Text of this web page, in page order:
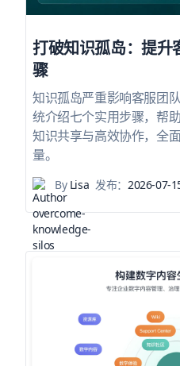
打破知识孤岛：提升
骤
知识孤岛严重影响客服团
统介绍七个实用步骤，帮
知识共享与高效协作，全
量。
ByLisa 发布：2026-07-